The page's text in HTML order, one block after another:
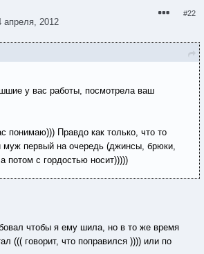
апреля, 2012
#22
у вас работы, посмотрела ваш
понимаю))) Правдо как только, что то
первый на очередь (джинсы, брюки,
потом с гордостью носит)))))
чтобы я ему шила, но в то же время
((( говорит, что поправился )))) или по